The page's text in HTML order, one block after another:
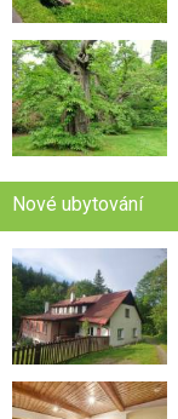
Nové ubytování